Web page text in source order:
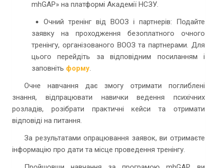
mhGAP» на платформі Академії НСЗУ.
Очний тренінг від ВООЗ і партнерів: Подайте
заявку на проходження безоплатного очного
тренінгу, організованого ВООЗ та партнерами. Для
цього перейдіть за відповідним посиланням і
заповніть форму.
Очне навчання дає змогу отримати поглиблені
знання, відпрацювати навички ведення психічних
розладів, розібрати практичні кейси та отримати
відповіді на питання.
За результатами опрацювання заявок, ви отримаєте
інформацію про дати та місце проведення тренінгу.